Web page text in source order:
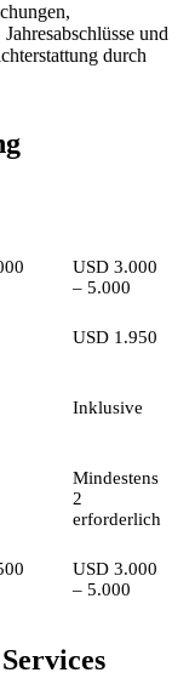
und
durch
USD 3.000
– 5.000
USD 1.950
Inklusive
Mindestens
2
erforderlich
USD 3.000
– 5.000